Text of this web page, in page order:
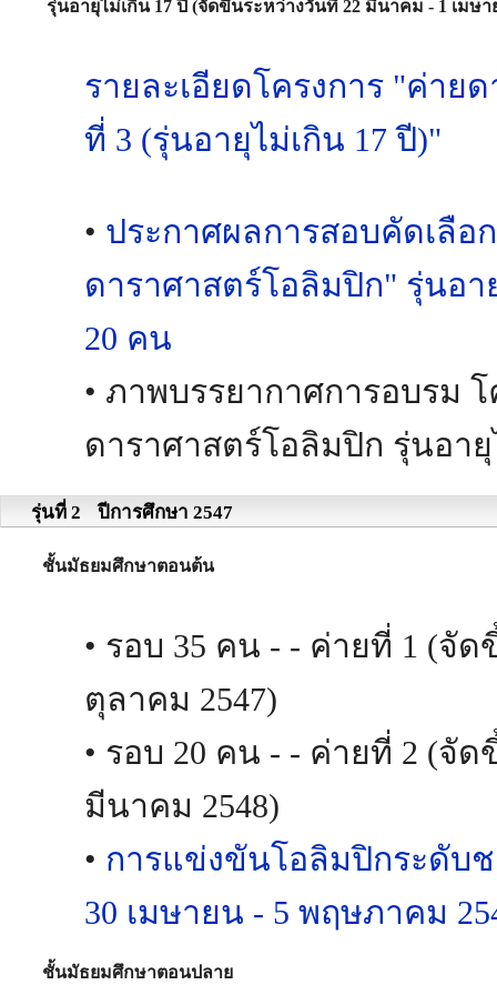
รุ่นอายุไม่เกิน 17 ปี (จัดขึ้นระหว่างวันที่ 22 มีนาคม - 1 เมษา
รายละเอียดโครงการ "ค่าย
ที่ 3 (รุ่นอายุไม่เกิน 17 ปี)"
• ประกาศผลการสอบคัดเลือ
ดาราศาสตร์โอลิมปิก" รุ่นอา
20 คน
• ภาพบรรยากาศการอบรม
ดาราศาสตร์โอลิมปิก รุ่นอายุ
รุ่นที่ 2 ปีการศึกษา 2547
ชั้นมัธยมศึกษาตอนต้น
• รอบ 35 คน - - ค่ายที่ 1 (จัด
ตุลาคม 2547)
• รอบ 20 คน - - ค่ายที่ 2 (จัด
มีนาคม 2548)
• การแข่งขันโอลิมปิกระดับ
30 เมษายน - 5 พฤษภาคม
ชั้นมัธยมศึกษาตอนปลาย